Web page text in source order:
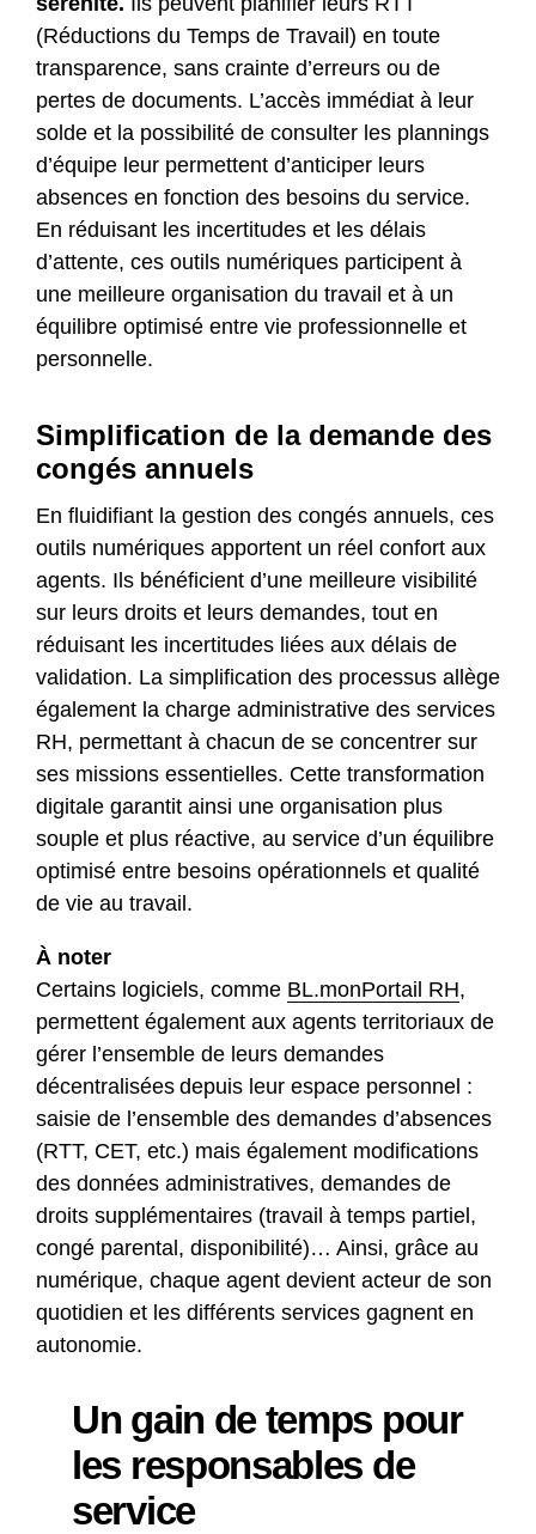
(Réductions du Temps de Travail) en toute
transparence, sans crainte d’erreurs ou de
pertes de documents. L’accès immédiat à leur
solde et la possibilité de consulter les plannings
d’équipe leur permettent d’anticiper leurs
absences en fonction des besoins du service.
En réduisant les incertitudes et les délais
d’attente, ces outils numériques participent à
une meilleure organisation du travail et à un
équilibre optimisé entre vie professionnelle et
personnelle.
Simplification de la demande des
congés annuels
En fluidifiant la gestion des congés annuels, ces
outils numériques apportent un réel confort aux
agents. Ils bénéficient d’une meilleure visibilité
sur leurs droits et leurs demandes, tout en
réduisant les incertitudes liées aux délais de
validation. La simplification des processus allège
également la charge administrative des services
RH, permettant à chacun de se concentrer sur
ses missions essentielles. Cette transformation
digitale garantit ainsi une organisation plus
souple et plus réactive, au service d’un équilibre
optimisé entre besoins opérationnels et qualité
de vie au travail.
À noter
Certains logiciels, comme BL.monPortail RH,
permettent également aux agents territoriaux de
gérer l’ensemble de leurs demandes
décentralisées depuis leur espace personnel :
saisie de l’ensemble des demandes d’absences
(RTT, CET, etc.) mais également modifications
des données administratives, demandes de
droits supplémentaires (travail à temps partiel,
congé parental, disponibilité)… Ainsi, grâce au
numérique, chaque agent devient acteur de son
quotidien et les différents services gagnent en
autonomie.
Un gain de temps pour
les responsables de
service